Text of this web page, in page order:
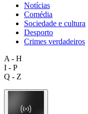
Notícias
Comédia
Sociedade e cultura
Desporto
Crimes verdadeiros
A - H
I - P
Q - Z